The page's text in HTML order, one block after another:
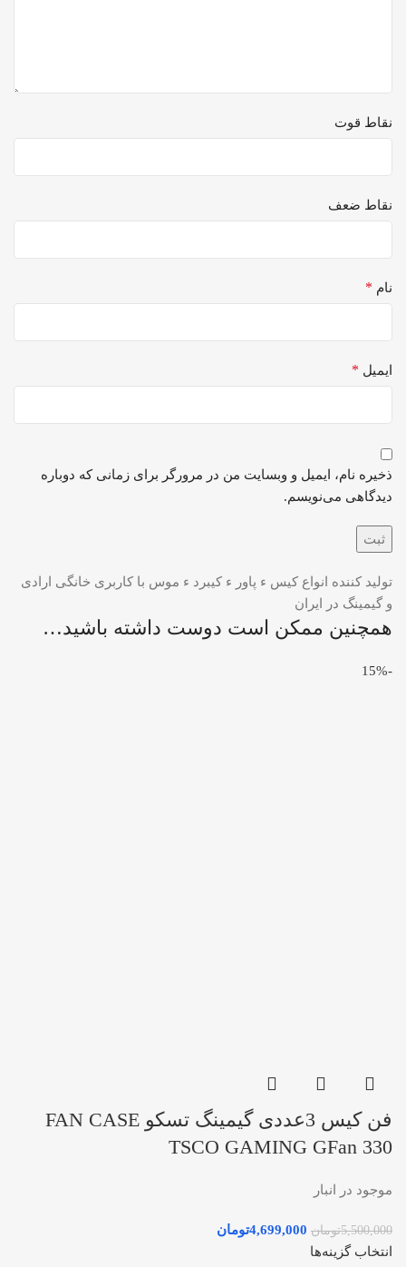
نقاط قوت
نقاط ضعف
نام *
ایمیل *
ذخیره نام، ایمیل و وبسایت من در مرورگر برای زمانی که دوباره
دیدگاهی می‌نویسم.
تولید کننده انواع کیس ء پاور ء کیبرد ء موس با کاربری خانگی ارادی
و گیمینگ در ایران
همچنین ممکن است دوست داشته باشید…
-15%
فن کیس 3عددی گیمینگ تسکو FAN CASE
TSCO GAMING GFan 330
موجود در انبار
5,500,000تومان 4,699,000تومان
انتخاب گزینه‌ها